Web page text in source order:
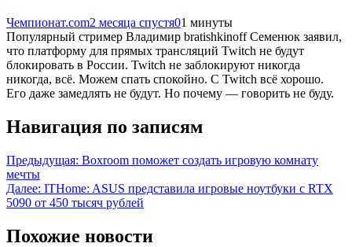
Чемпионат.com2 месяца спустя01 минуты
Популярный стример Владимир bratishkinoff Семенюк заявил,
что платформу для прямых трансляций Twitch не будут
блокировать в России. Twitch не заблокируют никогда
никогда, всё. Можем спать спокойно. С Twitch всё хорошо.
Его даже замедлять не будут. Но почему — говорить не буду.
Навигация по записям
Предыдущая: Boxroom поможет создать игровую комнату
мечты
Далее: ITHome: ASUS представила игровые ноутбуки с RTX
5090 от 450 тысяч рублей
Похожие новости